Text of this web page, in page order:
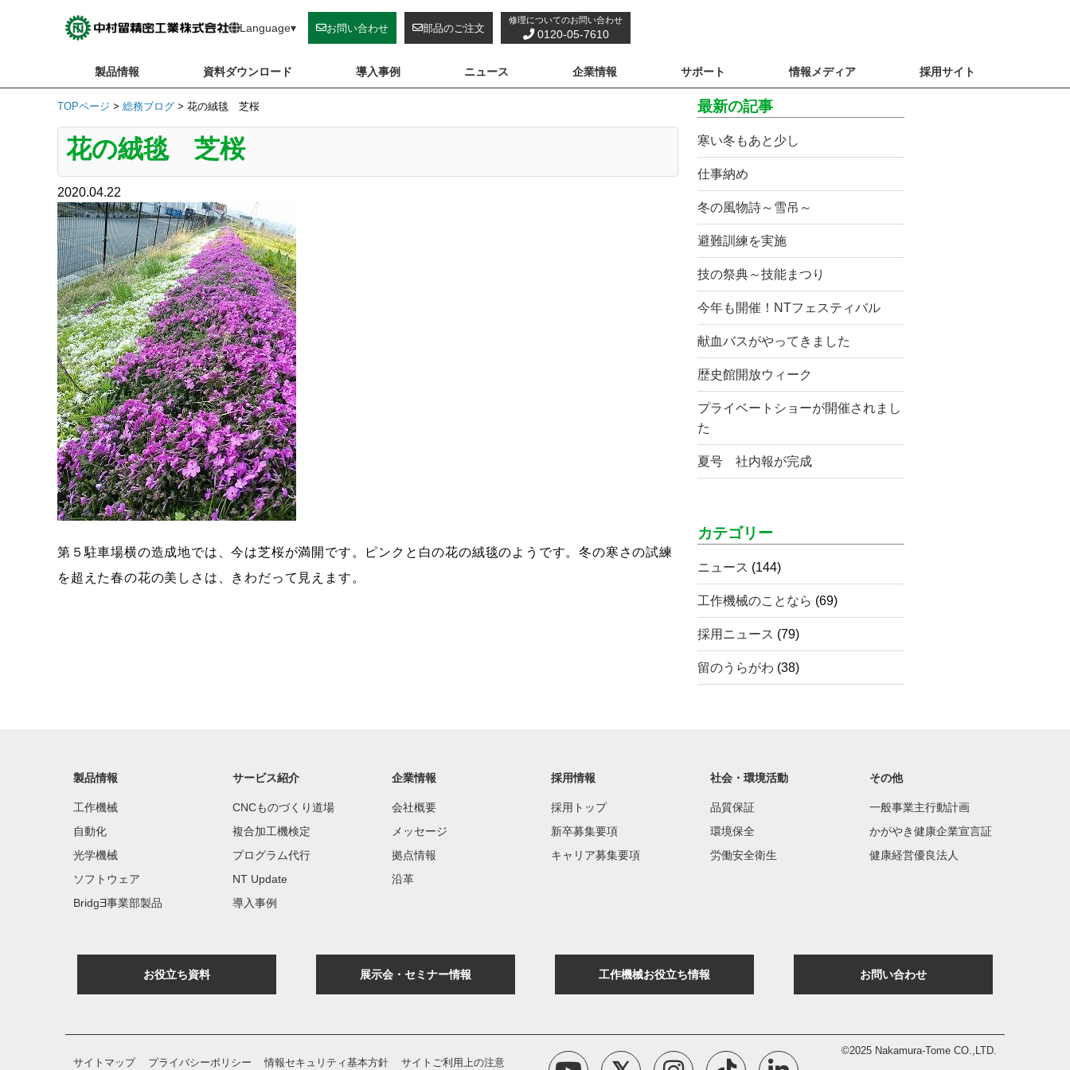
Language▾ お問い合わせ 部品のご注文
修理についてのお問い合わせ
0120-05-7610
製品情報 資料ダウンロード 導入事例 ニュース 企業情報 サポート 情報メディア 採用サイト
TOPページ > 総務ブログ > 花の絨毯 芝桜
花の絨毯 芝桜
2020.04.22
第５駐車場横の造成地では、今は芝桜が満開です。ピンクと白の花の絨毯のようです。冬の寒さの試練
を超えた春の花の美しさは、きわだって見えます。
最新の記事
寒い冬もあと少し
仕事納め
冬の風物詩～雪吊～
避難訓練を実施
技の祭典～技能まつり
今年も開催！NTフェスティバル
献血バスがやってきました
歴史館開放ウィーク
プライベートショーが開催されまし
た
夏号 社内報が完成
カテゴリー
ニュース (144)
工作機械のことなら (69)
採用ニュース (79)
留のうらがわ (38)
製品情報
工作機械
自動化
光学機械
ソフトウェア
BridgƎ事業部製品
サービス紹介
CNCものづくり道場
複合加工機検定
プログラム代行
NT Update
導入事例
企業情報
会社概要
メッセージ
拠点情報
沿革
採用情報
採用トップ
新卒募集要項
キャリア募集要項
社会・環境活動
品質保証
環境保全
労働安全衛生
その他
一般事業主行動計画
かがやき健康企業宣言証
健康経営優良法人
お役立ち資料 展示会・セミナー情報 工作機械お役立ち情報 お問い合わせ
サイトマップ プライバシーポリシー 情報セキュリティ基本方針 サイトご利用上の注意
©2025 Nakamura-Tome CO.,LTD.